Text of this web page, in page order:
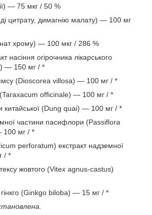
— 75 мкг / 50 %
цитрату, димагнію малату) — 100 мг
хрому) — 100 мкг / 286 %
насіння огірочника лікарського
— 150 мг / *
(Dioscorea villosa) — 100 мг / *
officinale) — 100 мг / *
китайської (Dung quai) — 100 мг / *
частини пасифлори (Passiflora
100 мг / *
perforatum) екстракт надземної
/ *
жовтого (Vitex agnus-castus)
гінкго (Ginkgo biloba) — 15 мг / *